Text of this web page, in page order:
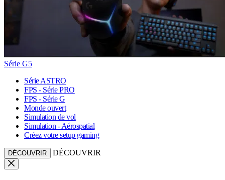
Série G5
Série ASTRO
FPS - Série PRO
FPS - Série G
Monde ouvert
Simulation de vol
Simulation - Aérospatial
Créez votre setup gaming
DÉCOUVRIR DÉCOUVRIR